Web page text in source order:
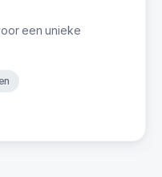
een unieke